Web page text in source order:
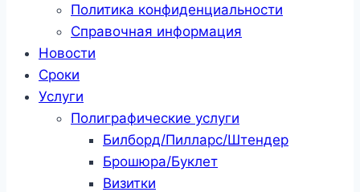
Политика конфиденциальности
Справочная информация
Новости
Сроки
Услуги
Полиграфические услуги
Билборд/Пилларс/Штендер
Брошюра/Буклет
Визитки